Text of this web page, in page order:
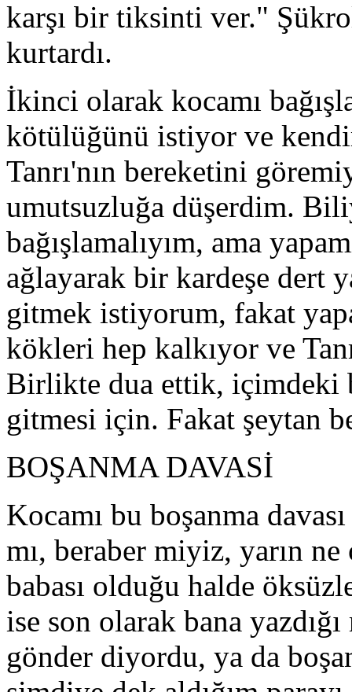
karşı bir tiksinti ver."
kurtardı.
İkinci olarak kocamı
kötülüğünü istiyor ve
Tanrı'nın bereketini
umutsuzluğa düşerdim.
bağışlamalıyım, ama
ağlayarak bir kardeşe dert
gitmek istiyorum, fakat
kökleri hep kalkıyor ve
Birlikte dua ettik, içimdeki
gitmesi için. Fakat şeytan
BOŞANMA DAVASİ
Kocamı bu boşanma
mı, beraber miyiz, yarın
babası olduğu halde
ise son olarak bana
gönder diyordu, ya da